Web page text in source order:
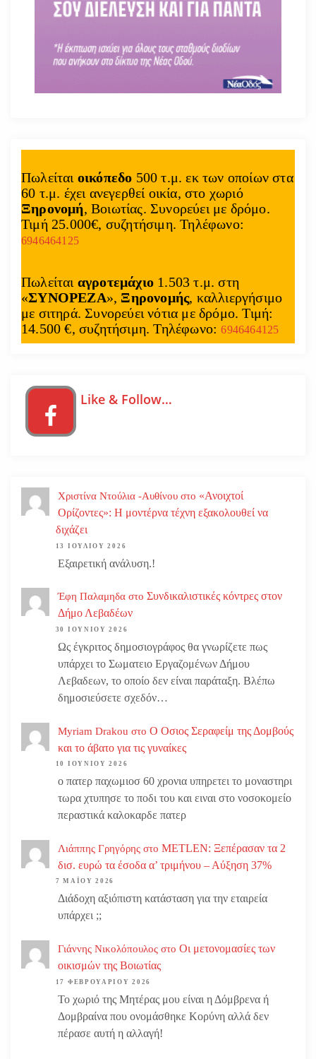
Πωλείται οικόπεδο 500 τ.μ. εκ των οποίων στα
60 τ.μ. έχει ανεγερθεί οικία, στο χωριό
Ξηρονομή, Βοιωτίας. Συνορεύει με δρόμο.
Τιμή 25.000€, συζητήσιμη. Τηλέφωνο:
6946464125
Πωλείται αγροτεμάχιο 1.503 τ.μ. στη
«ΣΥΝΟΡΕΖΑ», Ξηρονομής, καλλιεργήσιμο
με σιτηρά. Συνορεύει νότια με δρόμο. Τιμή:
14.500 €, συζητήσιμη. Τηλέφωνο:6946464125
Like & Follow…
Χριστίνα Ντούλια -Αυθίνου στο «Ανοιχτοί
Ορίζοντες»: Η μοντέρνα τέχνη εξακολουθεί να
διχάζει
13 ΙΟΥΛΊΟΥ 2026
Εξαιρετική ανάλυση.!
Έφη Παλαμηδα στο Συνδικαλιστικές κόντρες στον
Δήμο Λεβαδέων
30 ΙΟΥΝΊΟΥ 2026
Ως έγκριτος δημοσιογράφος θα γνωρίζετε πως
υπάρχει το Σωματειο Εργαζομένων Δήμου
Λεβαδεων, το οποίο δεν είναι παράταξη. Βλέπω
δημοσιεύσετε σχεδόν…
Myriam Drakou στο Ο Οσιος Σεραφείμ της Δομβούς
και το άβατο για τις γυναίκες
10 ΙΟΥΝΊΟΥ 2026
ο πατερ παχωμιοσ 60 χρονια υπηρετει το μοναστηρι
τωρα χτυπησε το ποδι του και ειναι στο νοσοκομείο
περαστικά καλοκαρδε πατερ
Λιάππης Γρηγόρης στο METLEN: Ξεπέρασαν τα 2
δισ. ευρώ τα έσοδα α’ τριμήνου – Αύξηση 37%
7 ΜΑΪ́ΟΥ 2026
Διάδοχη αξιόπιστη κατάσταση για την εταιρεία
υπάρχει ;;
Γιάννης Νικολόπουλος στο Οι μετονομασίες των
οικισμών της Βοιωτίας
17 ΦΕΒΡΟΥΑΡΊΟΥ 2026
Το χωριό της Μητέρας μου είναι η Δόμβρενα ή
Δομβραίνα που ονομάσθηκε Κορύνη αλλά δεν
πέρασε αυτή η αλλαγή!